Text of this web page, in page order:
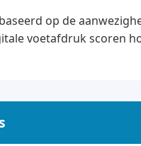
op de
voetafdruk scoren